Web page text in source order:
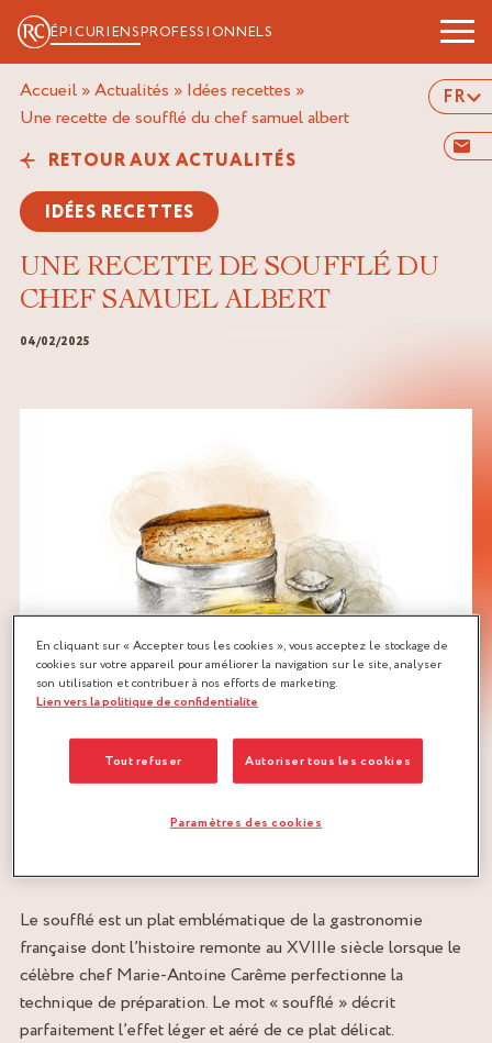
ÉPICURIENSPROFESSIONNELS
FR
Accueil »Actualités » Idées recettes »
une recette de soufflé du chef samuel albert
RETOUR AUX ACTUALITÉS
IDÉES RECETTES
UNE RECETTE DE SOUFFLÉ DU
CHEF SAMUEL ALBERT
04/02/2025
HISTOIRE DU SOUFFLÉ
Le soufflé est un plat emblématique de la gastronomie
française dont l’histoire remonte au XVIIIe siècle lorsque le
célèbre chef Marie-Antoine Carême perfectionne la
technique de préparation. Le mot « soufflé » décrit
parfaitement l’effet léger et aéré de ce plat délicat.
En cliquant sur « Accepter tous les cookies », vous acceptez le stockage de
cookies sur votre appareil pour améliorer la navigation sur le site, analyser
son utilisation et contribuer à nos efforts de marketing.
Lien vers la politique de confidentialite
Tout refuser Autoriser tous les cookies
Paramètres des cookies